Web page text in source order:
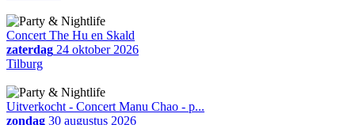
Concert The Hu en Skald
zaterdag 24 oktober 2026
Tilburg
Uitverkocht - Concert Manu Chao - p...
zondag 30 augustus 2026